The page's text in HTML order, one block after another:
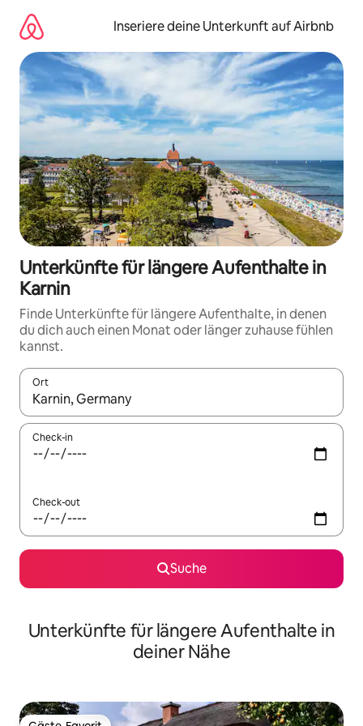
Inhalten
springen
Inseriere deine Unterkunft auf Airbnb
Unterkünfte für längere Aufenthalte in
Karnin
Finde Unterkünfte für längere Aufenthalte, in denen
du dich auch einen Monat oder länger zuhause fühlen
kannst.
Ort
Wenn Ergebnisse verfügbar sind, navigiere mit den
Check-in
Check-out
Suche
Unterkünfte für längere Aufenthalte in
deiner Nähe